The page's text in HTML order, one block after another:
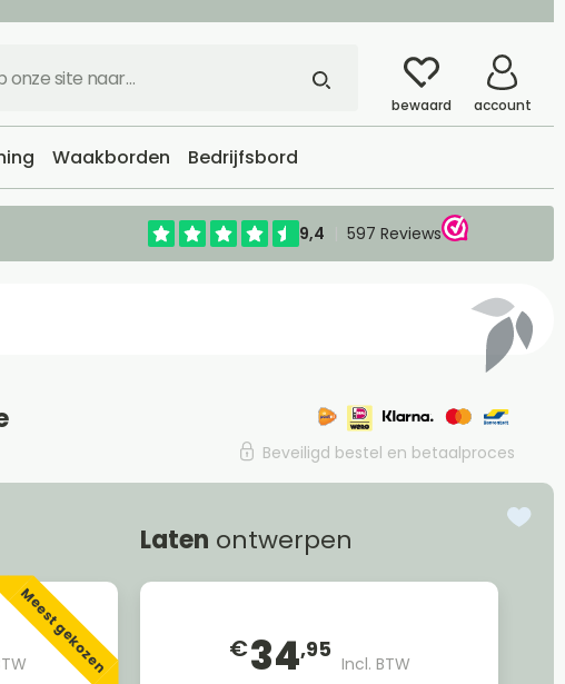
bewaard account
Waakborden Bedrijfsbord
Beveiligd bestel en betaalproces
Meest gekozen
Laten ontwerpen
€34,95
Incl. BTW